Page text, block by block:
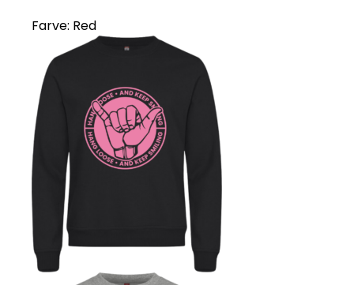
Farve: Red